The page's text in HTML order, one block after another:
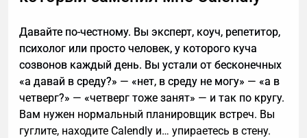
Давайте по-честному. Вы эксперт, коуч, репетитор,
психолог или просто человек, у которого куча
созвонов каждый день. Вы устали от бесконечных
«а давай в среду?» — «нет, в среду не могу» — «а в
четверг?» — «четверг тоже занят» — и так по кругу.
Вам нужен нормальный планировщик встреч. Вы
гуглите, находите Calendly и… упираетесь в стену.